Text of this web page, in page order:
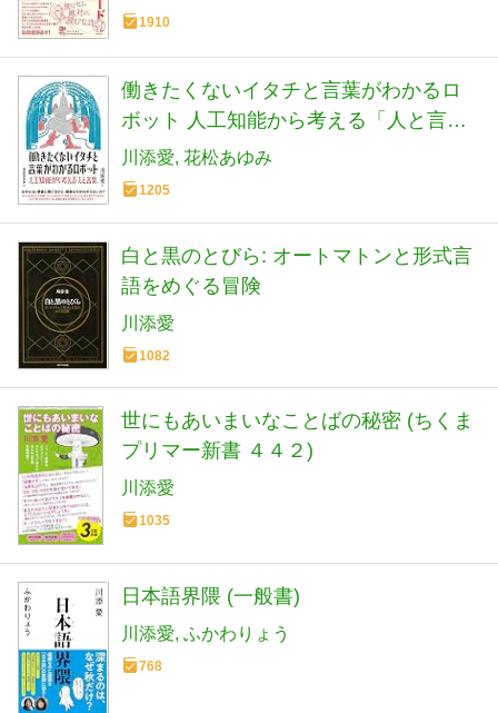
1910
働きたくないイタチと言葉がわかるロ
ボット 人工知能から考える「人と言
葉」
川添愛 花松あゆみ
1205
白と黒のとびら: オートマトンと形式言
語をめぐる冒険
川添愛
1082
世にもあいまいなことばの秘密 (ちくま
プリマー新書 ４４２)
川添愛
1035
日本語界隈 (一般書)
川添愛 ふかわりょう
768